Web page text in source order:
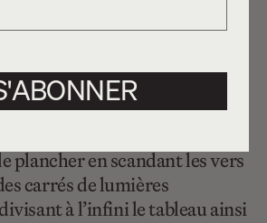
partie de la représentation,
entre Pac-Man et une
virtuel, la zone scénique est
plancher en scandant les vers
carrés de lumières
à l’infini le tableau ainsi